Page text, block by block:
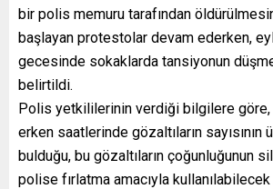
bir polis memuru tarafından
başlayan protestolar devam ederken,
gecesinde sokaklarda tansiyonun
belirtildi.
Polis yetkililerinin verdiği bilgilere göre,
erken saatlerinde gözaltıların sayısının
bulduğu, bu gözaltıların çoğunluğunun
polise fırlatma amacıyla